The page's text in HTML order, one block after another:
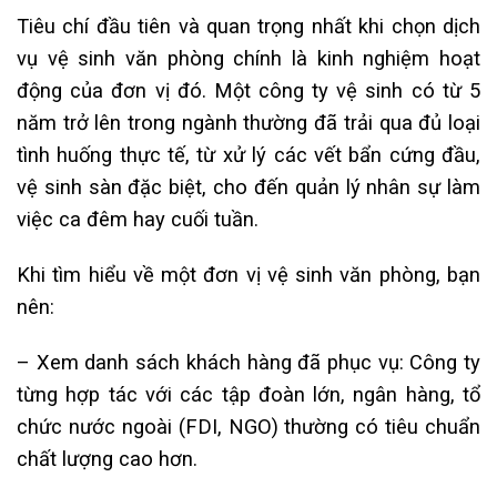
Tiêu chí đầu tiên và quan trọng nhất khi chọn dịch
vụ vệ sinh văn phòng chính là kinh nghiệm hoạt
động của đơn vị đó. Một công ty vệ sinh có từ 5
năm trở lên trong ngành thường đã trải qua đủ loại
tình huống thực tế, từ xử lý các vết bẩn cứng đầu,
vệ sinh sàn đặc biệt, cho đến quản lý nhân sự làm
việc ca đêm hay cuối tuần.
Khi tìm hiểu về một đơn vị vệ sinh văn phòng, bạn
nên:
– Xem danh sách khách hàng đã phục vụ: Công ty
từng hợp tác với các tập đoàn lớn, ngân hàng, tổ
chức nước ngoài (FDI, NGO) thường có tiêu chuẩn
chất lượng cao hơn.